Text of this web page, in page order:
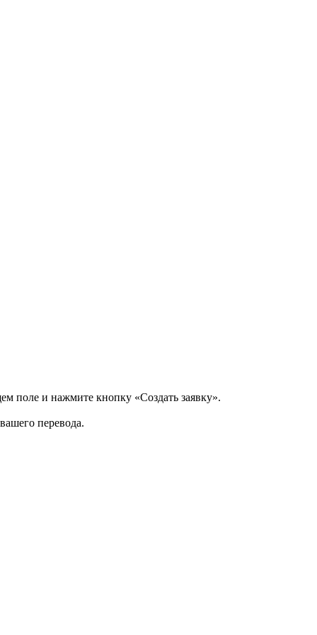
поле и нажмите кнопку «Создать заявку».
перевода.